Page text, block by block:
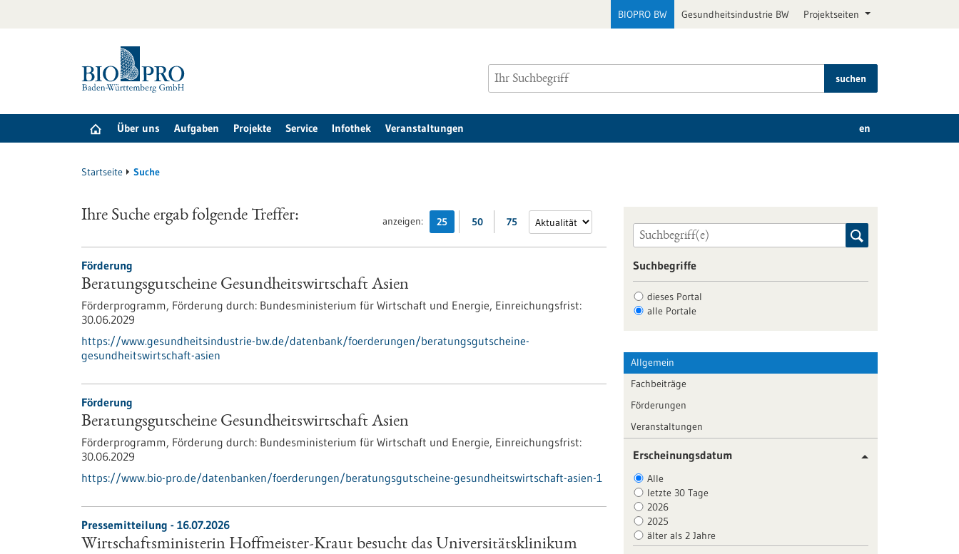
BIOPRO BW Gesundheitsindustrie BW Projektseiten
suchen
Über uns Aufgaben Projekte Service Infothek Veranstaltungen en
Startseite Suche
anzeigen: 25 50 75
Ihre Suche ergab folgende Treffer:
Förderung
Beratungsgutscheine Gesundheitswirtschaft Asien
Förderprogramm, Förderung durch: Bundesministerium für Wirtschaft und Energie, Einreichungsfrist:
30.06.2029
https://www.gesundheitsindustrie-bw.de/datenbank/foerderungen/beratungsgutscheine-
gesundheitswirtschaft-asien
Förderung
Beratungsgutscheine Gesundheitswirtschaft Asien
Förderprogramm, Förderung durch: Bundesministerium für Wirtschaft und Energie, Einreichungsfrist:
30.06.2029
https://www.bio-pro.de/datenbanken/foerderungen/beratungsgutscheine-gesundheitswirtschaft-asien-1
Pressemitteilung - 16.07.2026
Wirtschaftsministerin Hoffmeister-Kraut besucht das Universitätsklinikum
Suchbegriffe
dieses Portal
alle Portale
Allgemein
Fachbeiträge
Förderungen
Veranstaltungen
Erscheinungsdatum
Alle
letzte 30 Tage
2026
2025
älter als 2 Jahre